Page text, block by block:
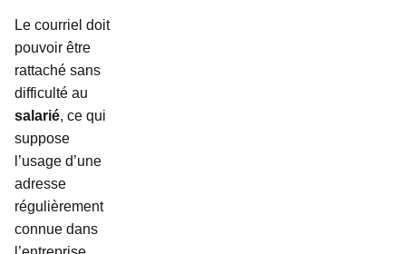
Le courriel doit
pouvoir être
rattaché sans
difficulté au
salarié, ce qui
suppose
l’usage d’une
adresse
régulièrement
connue dans